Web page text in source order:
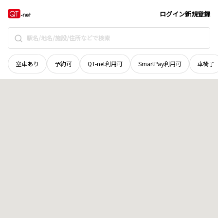
ログイン新規登録
空車あり 予約可 QT-net利用可 SmartPay利用可 車椅子
秋田県